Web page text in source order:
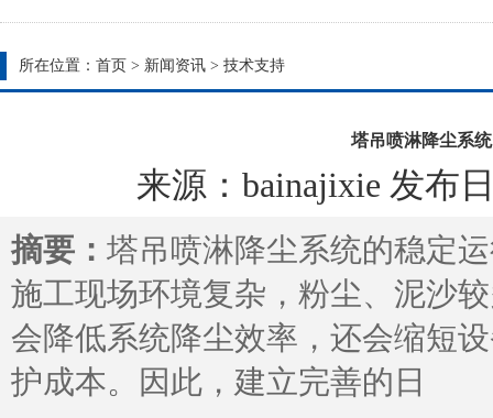
所在位置： 首页 > 新闻资讯 > 技术支持
塔吊喷淋降尘系
来源：bainajixie 发布
摘要： 塔吊喷淋降尘系统的稳定
施工现场环境复杂，粉尘、泥沙
会降低系统降尘效率，还会缩短
护成本。因此，建立完善的日